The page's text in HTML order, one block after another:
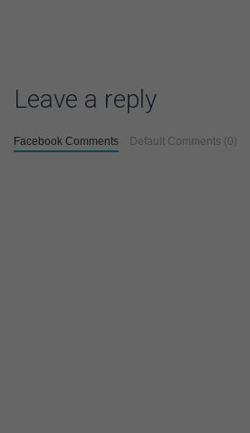
Leave a reply
Facebook Comments Default Comments (0)